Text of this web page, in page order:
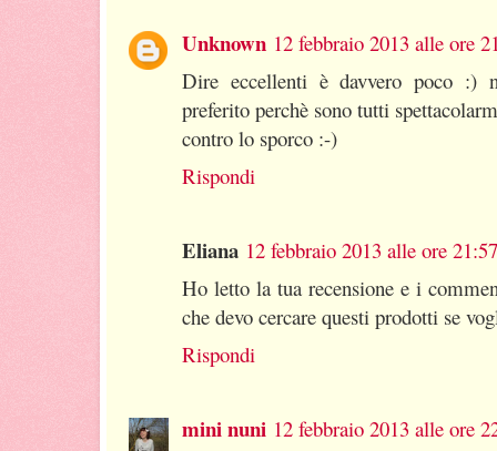
Unknown 12 febbraio 2013 alle ore
Dire eccellenti è davvero poco :)
preferito perchè sono tutti
contro lo sporco :-)
Rispondi
Eliana 12 febbraio 2013 alle ore 21:57
Ho letto la tua recensione e i
che devo cercare questi prodotti se
Rispondi
mini nuni 12 febbraio 2013 alle ore